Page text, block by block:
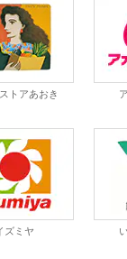
トアあおき
ズミヤ